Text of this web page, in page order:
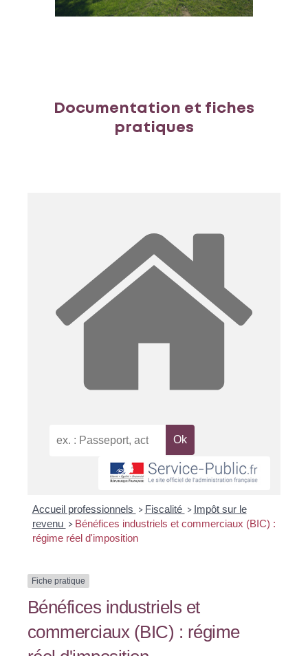
Documentation et fiches
pratiques
Accueil professionnels > Fiscalité > Impôt sur le
revenu
> Bénéfices industriels et commerciaux (BIC) :
régime réel d'imposition
Fiche pratique
Bénéfices industriels et
commerciaux (BIC) : régime